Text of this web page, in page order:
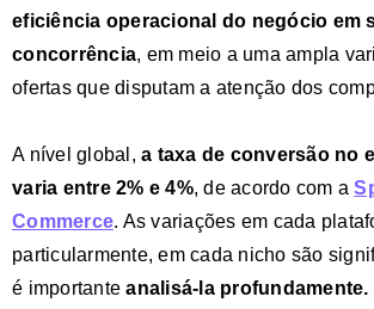
eficiência operacional do negócio em
concorrência, em meio a uma ampla
ofertas que disputam a atenção dos
A nível global, a taxa de conversão no
varia entre 2% e 4%, de acordo com a
Commerce. As variações em cada
particularmente, em cada nicho são
é importanteanalisá-la profundamente.